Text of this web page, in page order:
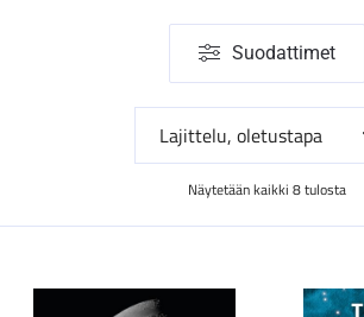
Näytetään kaikki 8 tulosta
Suodattimet